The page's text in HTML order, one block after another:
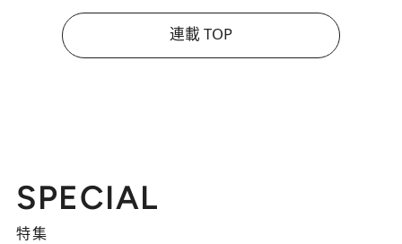
連載 TOP
SPECIAL
特集